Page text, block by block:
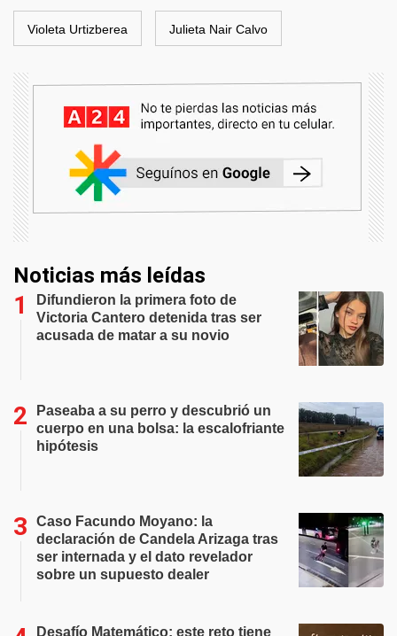
Violeta Urtizberea Julieta Nair Calvo
Noticias más leídas
Difundieron la primera foto de
Victoria Cantero detenida tras ser
acusada de matar a su novio
Paseaba a su perro y descubrió un
cuerpo en una bolsa: la escalofriante
hipótesis
Caso Facundo Moyano: la
declaración de Candela Arizaga tras
ser internada y el dato revelador
sobre un supuesto dealer
Desafío Matemático: este reto tiene